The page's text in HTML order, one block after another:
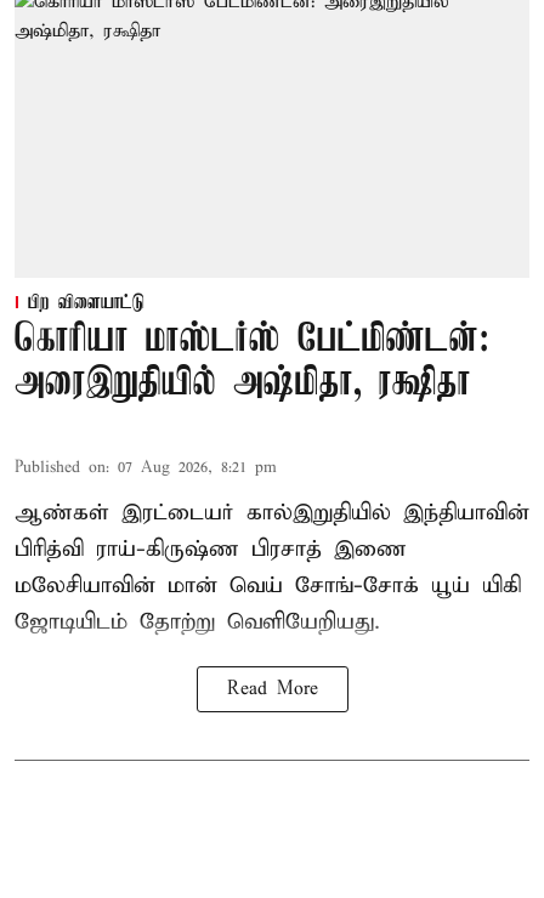
பிற விளையாட்டு
கொரியா மாஸ்டர்ஸ் பேட்மிண்டன்:
அரைஇறுதியில் அஷ்மிதா, ரக்ஷிதா
Published on: 07 Aug 2026, 8:21 pm
ஆண்கள் இரட்டையர் கால்இறுதியில் இந்தியாவின்
பிரித்வி ராய்-கிருஷ்ண பிரசாத் இணை
மலேசியாவின் மான் வெய் சோங்-சோக் யூய் யிகி
ஜோடியிடம் தோற்று வெளியேறியது.
Read More